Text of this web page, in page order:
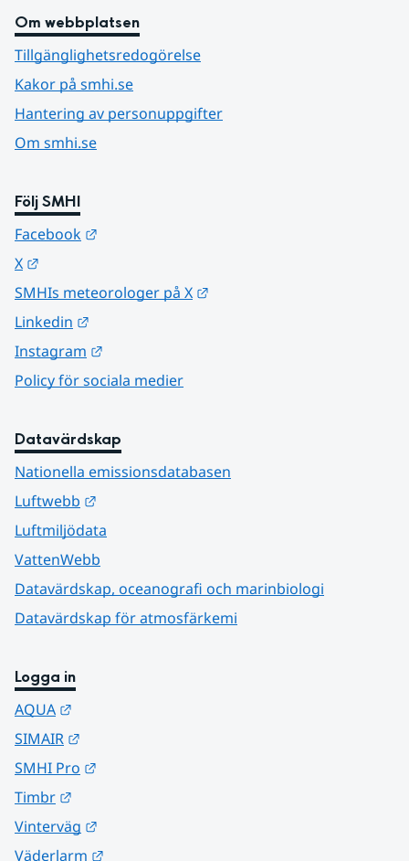
Om webbplatsen
Tillgänglighetsredogörelse
Kakor på smhi.se
Hantering av personuppgifter
Om smhi.se
Följ SMHI
Facebook
X
SMHIs meteorologer på X
Linkedin
Instagram
Policy för sociala medier
Datavärdskap
Nationella emissionsdatabasen
Luftwebb
Luftmiljödata
VattenWebb
Datavärdskap, oceanografi och marinbiologi
Datavärdskap för atmosfärkemi
Logga in
AQUA
SIMAIR
SMHI Pro
Timbr
Vinterväg
Väderlarm